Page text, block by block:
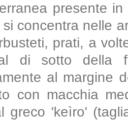
presente
si concentra nelle
prati, a
di sotto della
al margine
con macchia
greco 'keìro'